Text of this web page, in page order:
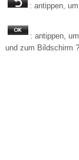
: antippen,
: antippen,
und zum Bildschirm